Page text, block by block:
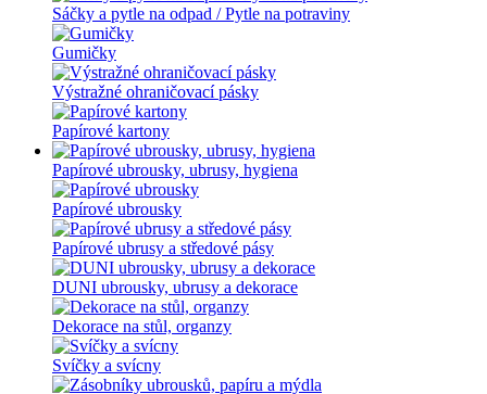
Sáčky a pytle na odpad / Pytle na potraviny
Gumičky
Výstražné ohraničovací pásky
Papírové kartony
Papírové ubrousky, ubrusy, hygiena
Papírové ubrousky
Papírové ubrusy a středové pásy
DUNI ubrousky, ubrusy a dekorace
Dekorace na stůl, organzy
Svíčky a svícny